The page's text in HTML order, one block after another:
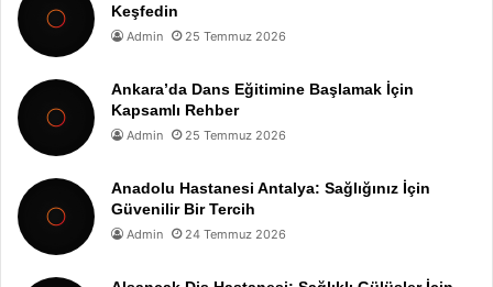
Keşfedin
Admin 25 Temmuz 2026
Ankara’da Dans Eğitimine Başlamak İçin
Kapsamlı Rehber
Admin 25 Temmuz 2026
Anadolu Hastanesi Antalya: Sağlığınız İçin
Güvenilir Bir Tercih
Admin 24 Temmuz 2026